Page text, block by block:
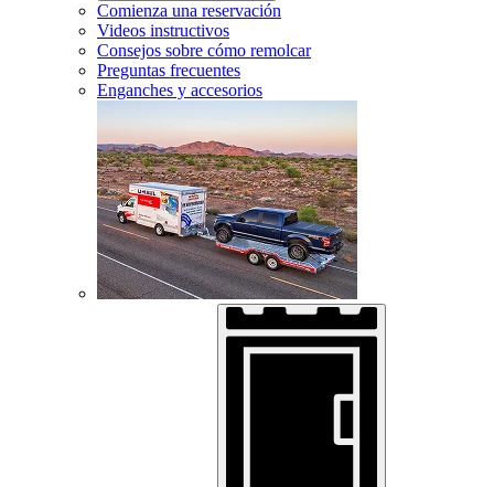
Comienza una reservación
Videos instructivos
Consejos sobre cómo remolcar
Preguntas frecuentes
Enganches y accesorios